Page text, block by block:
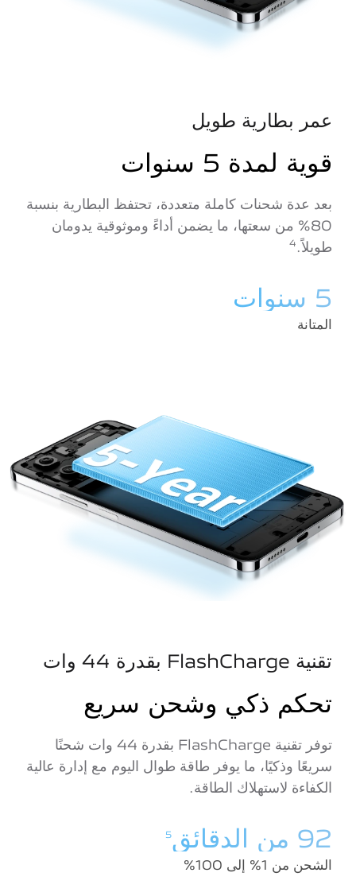
عمر بطارية طويل
قوية لمدة 5 سنوات
بعد عدة شحنات كاملة متعددة، تحتفظ البطارية بنسبة
80% من سعتها، ما يضمن أداءً وموثوقية يدومان
طويلاً. 4
5 سنوات
المتانة
تقنية FlashCharge بقدرة 44 وات
تحكم ذكي وشحن سريع
توفر تقنية FlashCharge بقدرة 44 وات شحنًا
سريعًا وذكيًا، ما يوفر طاقة طوال اليوم مع إدارة عالية
الكفاءة لاستهلاك الطاقة.
92 من الدقائق 5
الشحن من 1% إلى 100%